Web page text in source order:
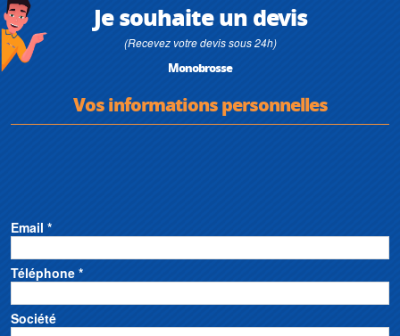
Je souhaite un devis
(Recevez votre devis sous 24h)
Monobrosse
Vos informations personnelles
Email *
Téléphone *
Société